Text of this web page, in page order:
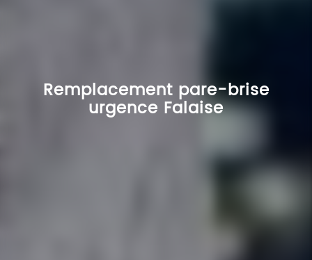
Remplacement pare-brise
urgence Falaise